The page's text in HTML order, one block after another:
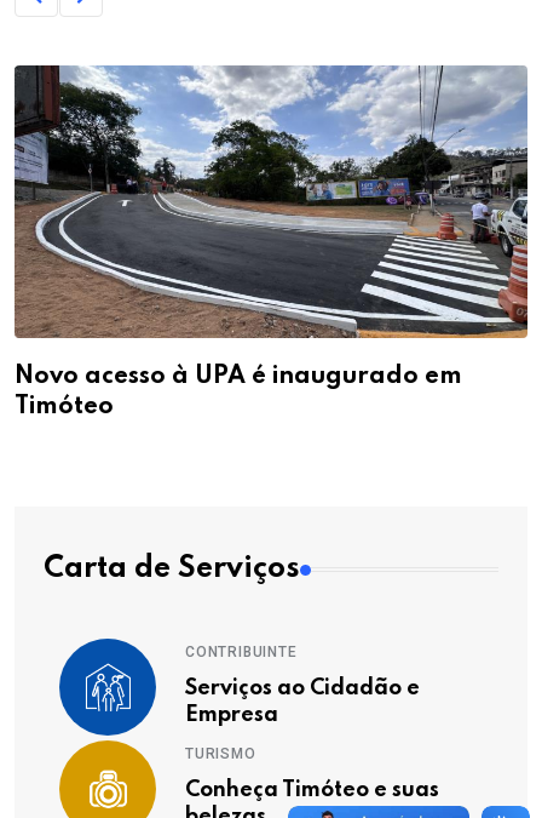
Novo acesso à UPA é inaugurado em
Timóteo
Carta de Serviços
CONTRIBUINTE
Serviços ao Cidadão e
Empresa
TURISMO
Conheça Timóteo e suas